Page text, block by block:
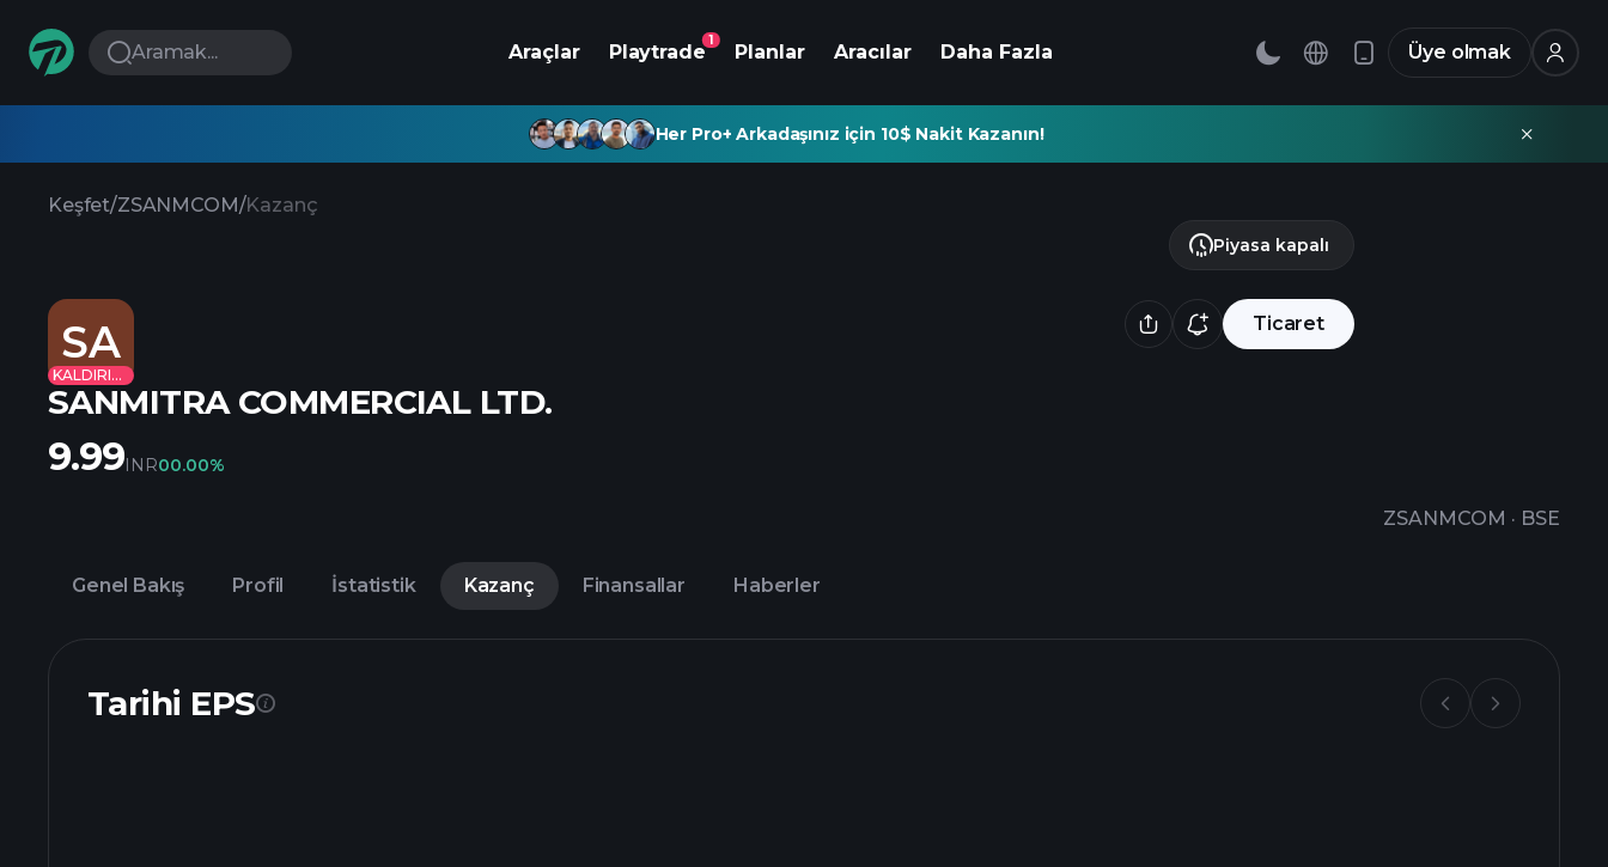
Aramak... Araçlar Playtrade
1
Planlar Aracılar Daha Fazla Üye olmak
Her Pro+ Arkadaşınız için 10$ Nakit Kazanın!
Keşfet/ZSANMCOM/Kazanç
SA
KALDIRILDI
Ticaret
SANMITRA COMMERCIAL LTD.
ZSANMCOM · BSE
Piyasa kapalı
9.99INR00.00%
Genel Bakış Profil İstatistik Kazanç Finansallar Haberler
Tarihi EPS